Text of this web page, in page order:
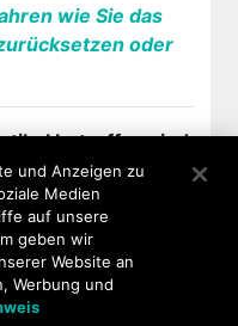
wie Sie das
oder
betroffen sind:
PURE
- LENNY 2-
4G-RAINBOW
4G -RIDGE
TOMMY
und Anzeigen zu
Medien
auf unsere
geben wir
Website an
Werbung und